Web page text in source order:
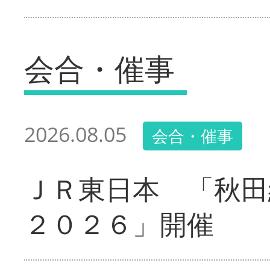
会合・催事
2026.08.05 会合・催事
ＪＲ東日本 「秋
２０２６」開催